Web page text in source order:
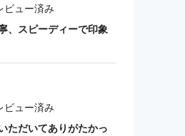
ュー済み
、スピーディーで印象
ュー済み
ただいてありがたかっ